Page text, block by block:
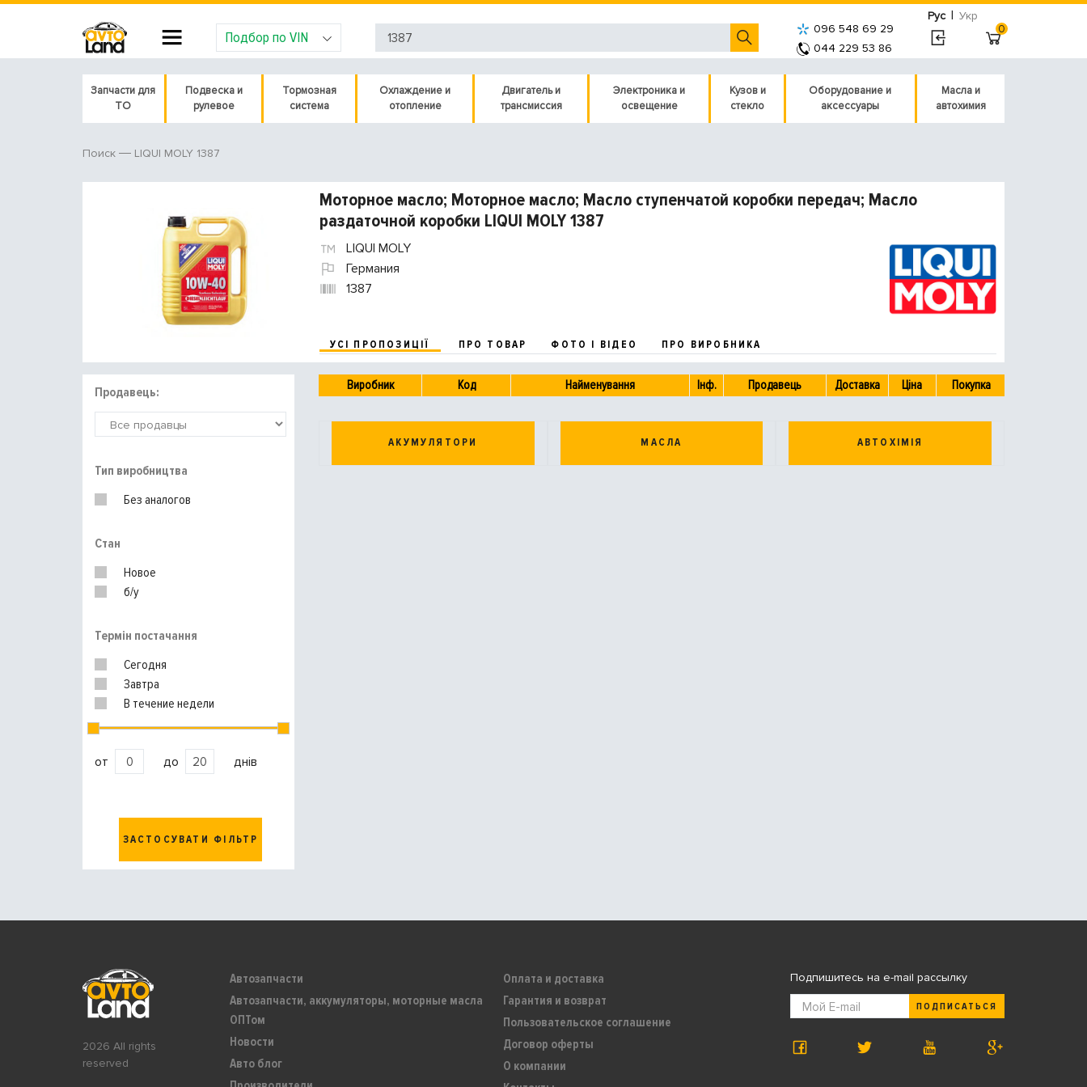
Рус | Укр
Подбор по VIN
096 548 69 29
044 229 53 86
0
Запчасти для
ТО
Подвеска и
рулевое
Тормозная
система
Охлаждение и
отопление
Двигатель и
трансмиссия
Электроника и
освещение
Кузов и
стекло
Оборудование и
аксессуары
Масла и
автохимия
Поиск LIQUI MOLY 1387
Моторное масло; Моторное масло; Масло ступенчатой коробки передач; Масло
раздаточной коробки LIQUI MOLY 1387
LIQUI MOLY
Германия
1387
УСІ ПРОПОЗИЦІЇ ПРО ТОВАР ФОТО І ВІДЕО ПРО ВИРОБНИКА
Продавець:
Тип виробництва
Без аналогов
Стан
Новое
б/у
Термін постачання
Сегодня
Завтра
В течение недели
от до днів
ЗАСТОСУВАТИ ФІЛЬТР
Виробник Код Найменування Інф. Продавець Доставка Ціна Покупка
АКУМУЛЯТОРИ МАСЛА АВТОХІМІЯ
2026 All rights
reserved
Автозапчасти
Автозапчасти, аккумуляторы, моторные масла
ОПТом
Новости
Авто блог
Оплата и доставка
Гарантия и возврат
Пользовательское соглашение
Договор оферты
О компании
Подпишитесь на e-mail рассылку
ПОДПИСАТЬСЯ